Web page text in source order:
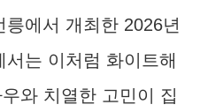
에서 개최한 2026년
는 이처럼 화이트해
와 치열한 고민이 집